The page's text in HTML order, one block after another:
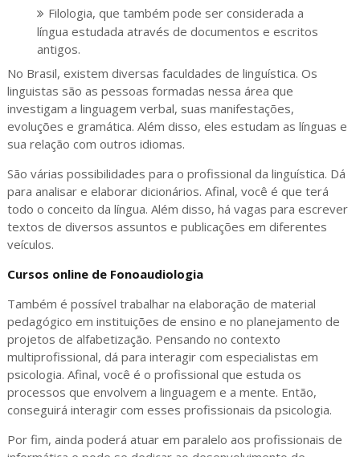
Filologia, que também pode ser considerada a
língua estudada através de documentos e escritos
antigos.
No Brasil, existem diversas faculdades de linguística. Os
linguistas são as pessoas formadas nessa área que
investigam a linguagem verbal, suas manifestações,
evoluções e gramática. Além disso, eles estudam as línguas e
sua relação com outros idiomas.
São várias possibilidades para o profissional da linguística. Dá
para analisar e elaborar dicionários. Afinal, você é que terá
todo o conceito da língua. Além disso, há vagas para escrever
textos de diversos assuntos e publicações em diferentes
veículos.
Cursos online de Fonoaudiologia
Também é possível trabalhar na elaboração de material
pedagógico em instituições de ensino e no planejamento de
projetos de alfabetização. Pensando no contexto
multiprofissional, dá para interagir com especialistas em
psicologia. Afinal, você é o profissional que estuda os
processos que envolvem a linguagem e a mente. Então,
conseguirá interagir com esses profissionais da psicologia.
Por fim, ainda poderá atuar em paralelo aos profissionais de